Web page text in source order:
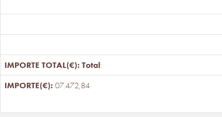
Total:
07.472,84